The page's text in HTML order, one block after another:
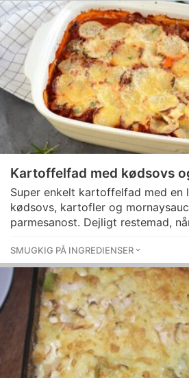
Kartoffelfad med kødsovs
Super enkelt kartoffelfad med
kødsovs, kartofler og
parmesanost. Dejligt restemad,
SMUGKIG PÅ INGREDIENSER